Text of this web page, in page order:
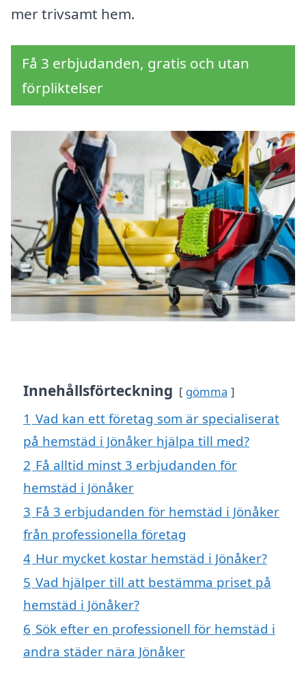
mer trivsamt hem.
Få 3 erbjudanden, gratis och utan
förpliktelser
Innehållsförteckning gömma
1 Vad kan ett företag som är specialiserat
på hemstäd i Jönåker hjälpa till med?
2 Få alltid minst 3 erbjudanden för
hemstäd i Jönåker
3 Få 3 erbjudanden för hemstäd i Jönåker
från professionella företag
4 Hur mycket kostar hemstäd i Jönåker?
5 Vad hjälper till att bestämma priset på
hemstäd i Jönåker?
6 Sök efter en professionell för hemstäd i
andra städer nära Jönåker